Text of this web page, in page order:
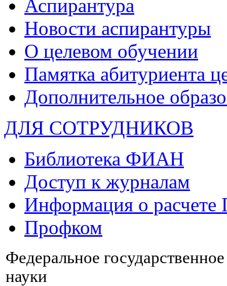
Аспирантура
Новости аспирантуры
О целевом обучении
Памятка абитуриента
Дополнительное
ДЛЯ СОТРУДНИКОВ
Библиотека ФИАН
Доступ к журналам
Информация о
Профком
Федеральное
науки